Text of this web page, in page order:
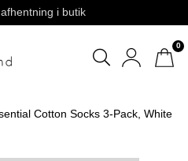
i butik
0
Cotton Socks 3-Pack, White